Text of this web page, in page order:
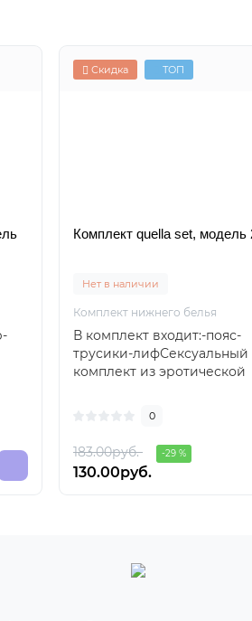
Скидка ТОП
Комплект quella set, модель
Нет в наличии
Комплект нижнего белья
В комплект входит:-пояс-
трусики-лифСексуальный
комплект из эротической
0
183.00руб. -29 %
130.00руб.